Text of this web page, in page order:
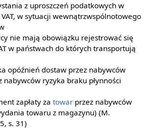
z uproszczeń podatkowych w
w sytuacji wewnątrzwspólnotowego
nie mają obowiązku rejestrować się
w państwach do których transportują
opóźnień dostaw przez nabywców
nabywców ryzyka braku płynności
zapłaty zatowar przez nabywców
towaru z magazynu) (M.
s. 31)